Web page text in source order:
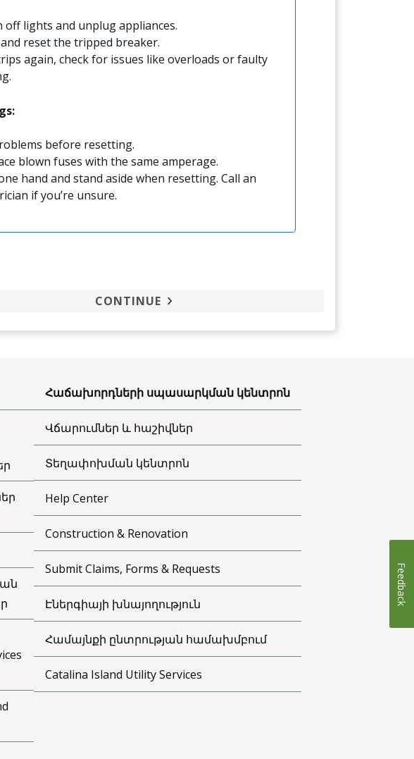
off lights and unplug appliances.
and reset the tripped breaker.
again, check for issues like overloads or faulty
before resetting.
blown fuses with the same amperage.
hand and stand aside when resetting. Call an
if you’re unsure.
CONTINUE
Հաճախորդների սպասարկման կենտրոն
Վճարումներ և հաշիվներ
Տեղափոխման կենտրոն
Help Center
Construction & Renovation
Submit Claims, Forms & Requests
Էներգիայի խնայողություն
Համայնքի ընտրության համախմբում
Catalina Island Utility Services
Feedback